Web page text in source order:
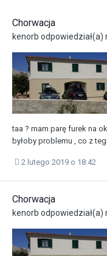
Chorwacja
kenorb odpowiedział(a)
taa ? mam parę furek na
byłoby problemu , co z
2 lutego 2019 o 18:42
Chorwacja
kenorb odpowiedział(a)